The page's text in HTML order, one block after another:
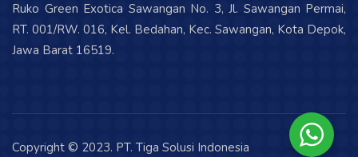
Ruko Green Exotica Sawangan No. 3, Jl. Sawangan Permai,
RT. 001/RW. 016, Kel. Bedahan, Kec. Sawangan, Kota Depok,
Jawa Barat 16519.
Copyright © 2023. PT. Tiga Solusi Indonesia